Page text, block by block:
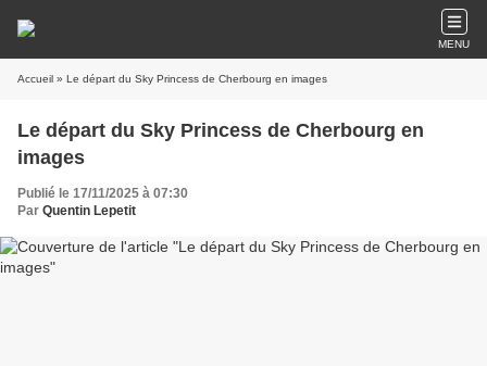
MENU
Accueil » Le départ du Sky Princess de Cherbourg en images
Le départ du Sky Princess de Cherbourg en
images
Publié le 17/11/2025 à 07:30
Par Quentin Lepetit